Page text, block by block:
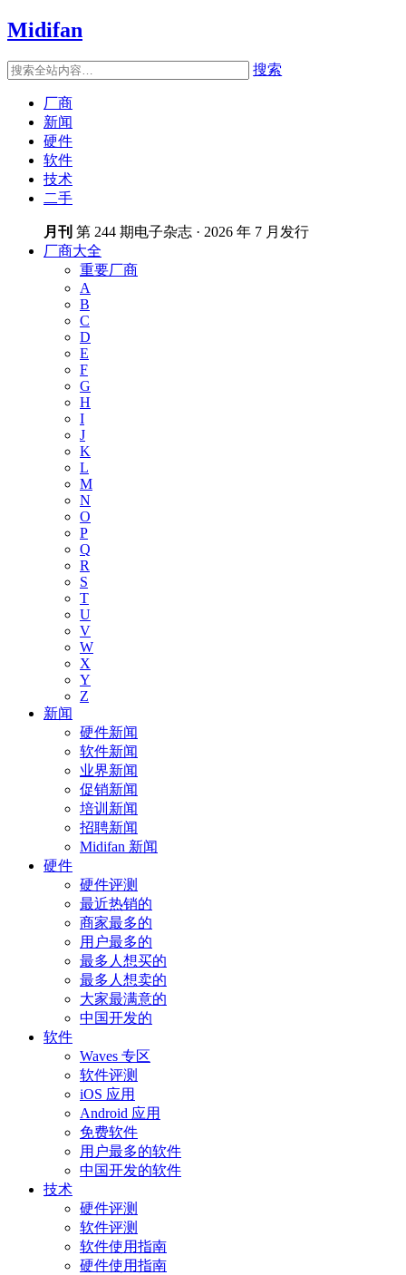
Midifan
搜索
厂商
新闻
硬件
软件
技术
二手
月刊 第 244 期电子杂志 · 2026 年 7 月发行
厂商大全
重要厂商
A
B
C
D
E
F
G
H
I
J
K
L
M
N
O
P
Q
R
S
T
U
V
W
X
Y
Z
新闻
硬件新闻
软件新闻
业界新闻
促销新闻
培训新闻
招聘新闻
Midifan 新闻
硬件
硬件评测
最近热销的
商家最多的
用户最多的
最多人想买的
最多人想卖的
大家最满意的
中国开发的
软件
Waves 专区
软件评测
iOS 应用
Android 应用
免费软件
用户最多的软件
中国开发的软件
技术
硬件评测
软件评测
软件使用指南
硬件使用指南